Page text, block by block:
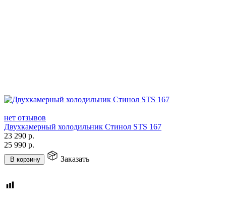
нет отзывов
Двухкамерный холодильник Стинол STS 167
23 290 р.
25 990 р.
В корзину Заказать